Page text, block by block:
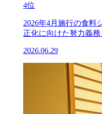
4位
2026年4月施行の食料
正化に向けた努力義
2026.06.29